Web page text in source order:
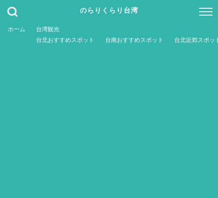
のらりくらり台湾
ホーム
台湾観光
台北おすすめスポット
台南おすすめスポット 台北近郊スポッ